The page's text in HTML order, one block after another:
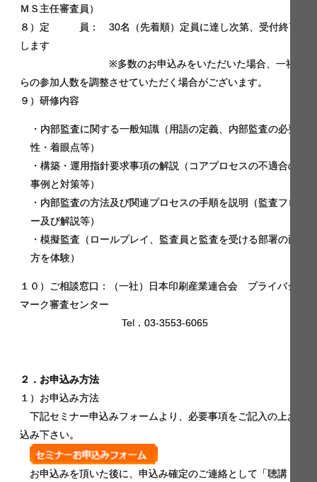
ＭＳ主任審査員）
８）定 員： 30名（先着順）定員に達し次第、受付終了
します
※多数のお申込みをいただいた場合、一社か
らの参加人数を調整させていただく場合がございます。
９）研修内容
・内部監査に関する一般知識（用語の定義、内部監査の必要
性・着眼点等）
・構築・運用指針要求事項の解説（コアプロセスの不適合の
事例と対策等）
・内部監査の方法及び関連プロセスの手順を説明（監査フロ
ー及び解説等）
・模擬監査（ロールプレイ、監査員と監査を受ける部署の両
方を体験）
１０）ご相談窓口：（一社）日本印刷産業連合会 プライバシー
マーク審査センター
Tel．03-3553-6065
２．お申込み方法
１）お申込み方法
下記セミナー申込みフォームより、必要事項をご記入の上お申
込み下さい。
お申込みを頂いた後に、申込み確定のご連絡として「聴講